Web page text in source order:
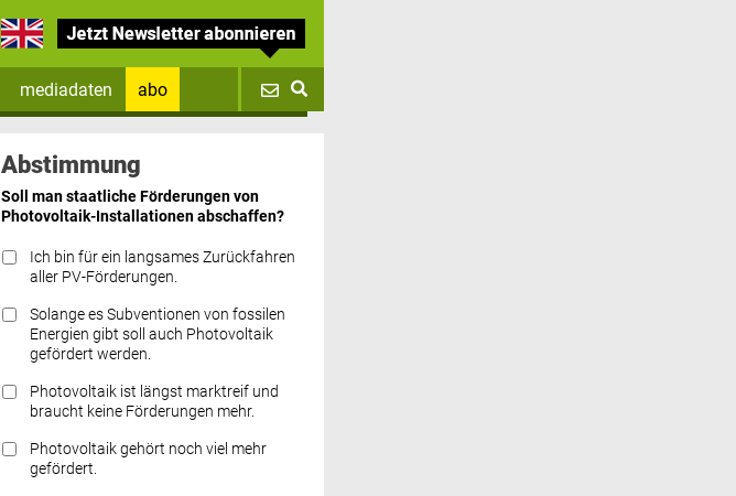
mediadaten
abo
Datenschutz FAQs
Abstimmung
Soll man staatliche Förderungen von
Photovoltaik-Installationen abschaffen?
Ich bin für ein langsames Zurückfahren
aller PV-Förderungen.
Solange es Subventionen von fossilen
Energien gibt soll auch Photovoltaik
gefördert werden.
Photovoltaik ist längst marktreif und
braucht keine Förderungen mehr.
Photovoltaik gehört noch viel mehr
gefördert.